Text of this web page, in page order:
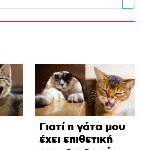
Γιατί η γάτα μου
έχει επιθετική